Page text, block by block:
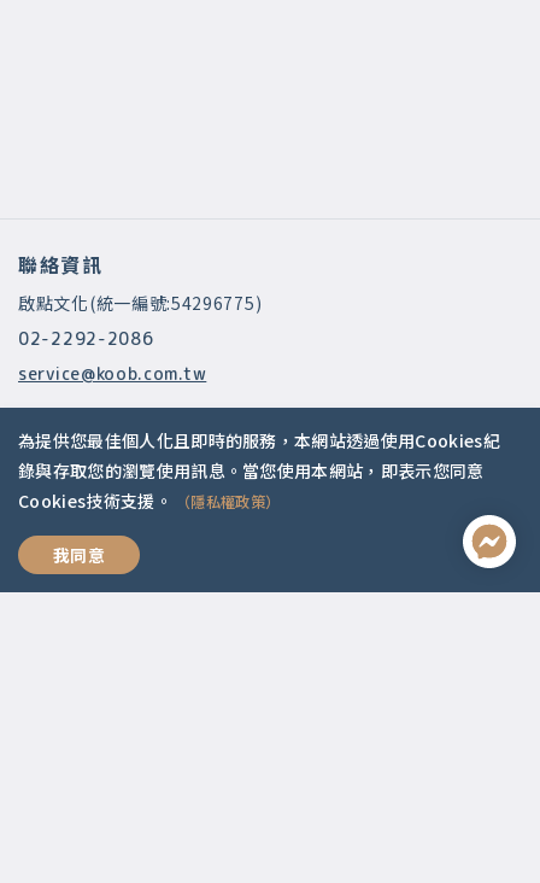
聯絡資訊
啟點文化(統一編號:54296775)
02-2292-2086
service@koob.com.tw
服務時間
週一至週五 10:00-18:00
國定假日公休
快速連結
關於我們
為提供您最佳個人化且即時的服務，本網站透過使用Cookies紀
錄與存取您的瀏覽使用訊息。當您使用本網站，即表示您同意
Cookies技術支援。
（隱私權政策）
我同意